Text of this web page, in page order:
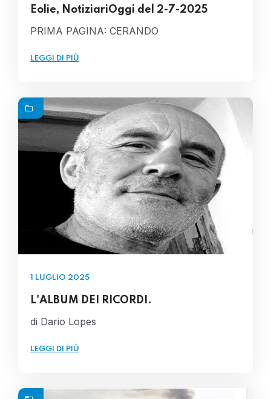
Eolie, NotiziariOggi del 2-7-2025
PRIMA PAGINA: CERANDO
LEGGI DI PIÙ
1 LUGLIO 2025
L'ALBUM DEI RICORDI.
di Dario Lopes
LEGGI DI PIÙ